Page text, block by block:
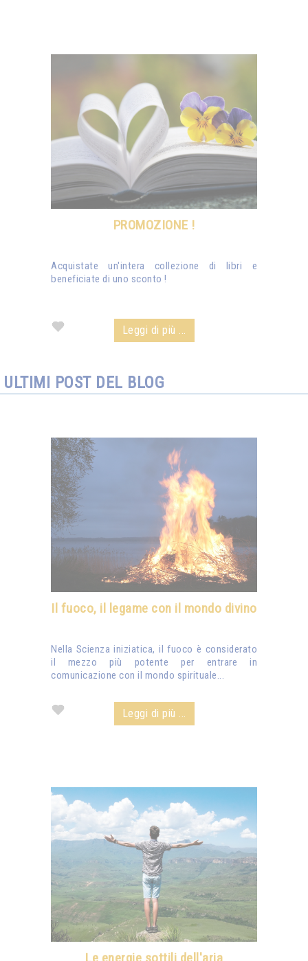
PROMOZIONE !
Acquistate un'intera collezione di libri e
beneficiate di uno sconto !
Leggi di più ...
ULTIMI POST DEL BLOG
Il fuoco, il legame con il mondo divino
Nella Scienza iniziatica, il fuoco è considerato
il mezzo più potente per entrare in
comunicazione con il mondo spirituale...
Leggi di più ...